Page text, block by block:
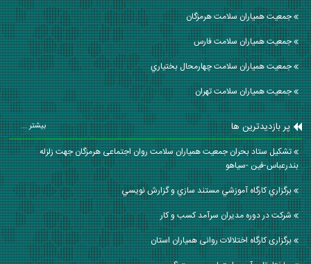
جمعیت همیاران سلامت هرمزگان
جمعیت همیاران سلامت فارس
جمعیت همیاران سلامت چهارمحال بختياري
جمعیت همیاران سلامت تهران
پر بازدیدترین ها بیشتر ...
تشکیل ستاد بحران جمعیت همیاران سلامت روان اجتماعی هرمزگان جهت زلزله
بندرعباس-فین -سیاهو
برگزاري كارگاه آموزشي مستند سازي و گزارش نويسي
شرکت در دوره مدیران سرآمد کسب و کار
برگزاری کارگاه اختلالات روانی همیاران استان